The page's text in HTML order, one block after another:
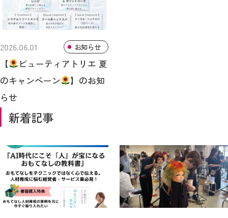
2026.06.01 お知らせ
【
ビューティアトリエ 夏
のキャンペーン
】のお知
らせ
新着記事